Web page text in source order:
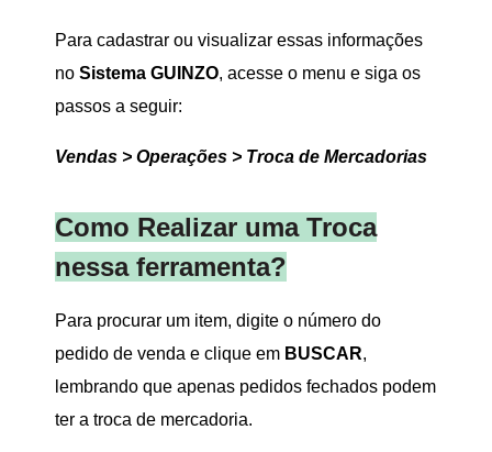
Para cadastrar ou visualizar essas informações
no Sistema GUINZO, acesse o menu e siga os
passos a seguir:
Vendas > Operações > Troca de Mercadorias
Como Realizar uma Troca
nessa ferramenta?
Para procurar um item, digite o número do
pedido de venda e clique em BUSCAR,
lembrando que apenas pedidos fechados podem
ter a troca de mercadoria.